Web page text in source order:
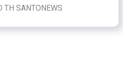
SANTONEWS